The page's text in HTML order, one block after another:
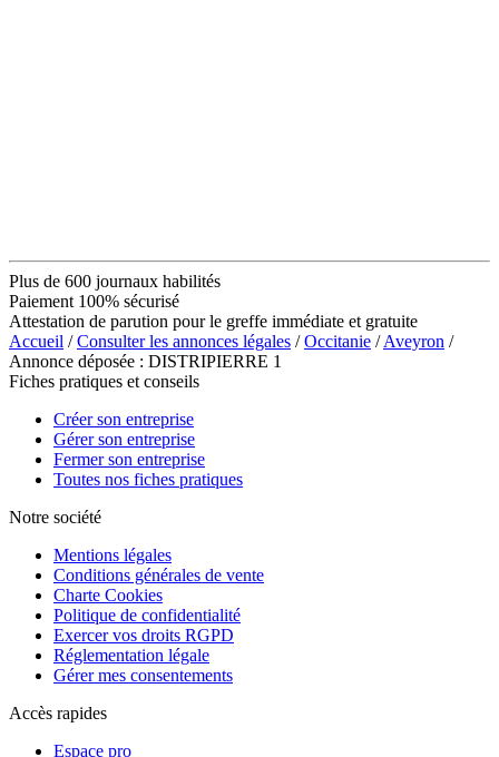
Plus de 600 journaux habilités
Paiement 100% sécurisé
Attestation de parution pour le greffe immédiate et gratuite
Accueil /Consulter les annonces légales /Occitanie /Aveyron /
Annonce déposée : DISTRIPIERRE 1
Fiches pratiques et conseils
Créer son entreprise
Gérer son entreprise
Fermer son entreprise
Toutes nos fiches pratiques
Notre société
Mentions légales
Conditions générales de vente
Charte Cookies
Politique de confidentialité
Exercer vos droits RGPD
Réglementation légale
Gérer mes consentements
Accès rapides
Espace pro